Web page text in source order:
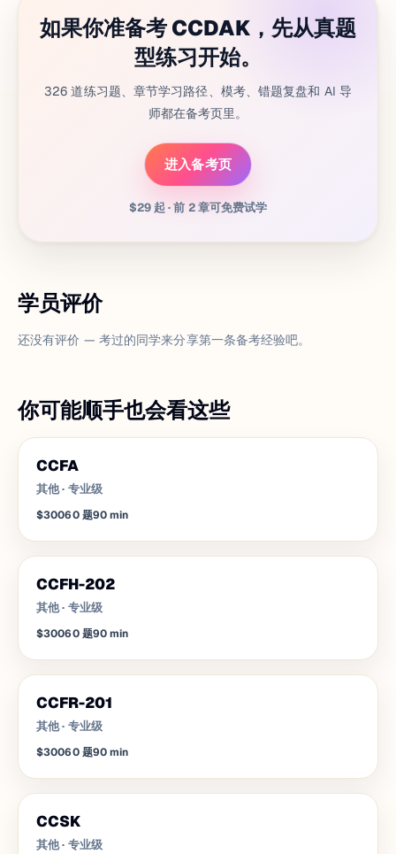
如果你准备考 CCDAK，先从真题
型练习开始。
326 道练习题、章节学习路径、模考、错题复盘和 AI 导
师都在备考页里。
进入备考页
$29 起 · 前 2 章可免费试学
学员评价
还没有评价 — 考过的同学来分享第一条备考经验吧。
你可能顺手也会看这些
CCFA
其他· 专业级
$30060 题90min
CCFH-202
其他· 专业级
$30060 题90min
CCFR-201
其他· 专业级
$30060 题90min
CCSK
其他· 专业级